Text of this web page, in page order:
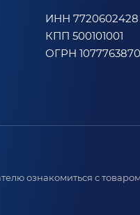
ИНН 7720602428
КПП 500101001
ОГРН
ознакомиться с